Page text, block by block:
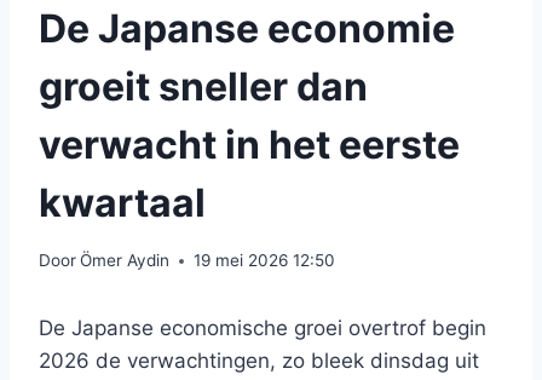
De Japanse economie
groeit sneller dan
verwacht in het eerste
kwartaal
DoorÖmer Aydin 19 mei 2026 12:50
De Japanse economische groei overtrof begin
2026 de verwachtingen, zo bleek dinsdag uit